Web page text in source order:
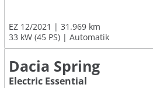
EZ 12/2021
31.969 km
33 kW (45 PS)
Automatik
Dacia Spring
Electric Essential